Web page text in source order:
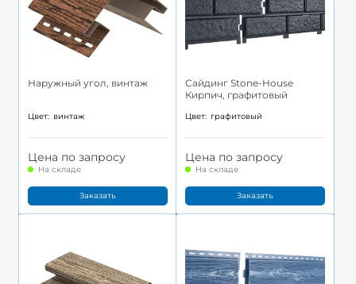
Наружный угол, винтаж
Цвет: винтаж
Цена по запросу
На складе
Заказать
Сайдинг Stone-House
Кирпич, графитовый
Цвет: графитовый
Цена по запросу
На складе
Заказать